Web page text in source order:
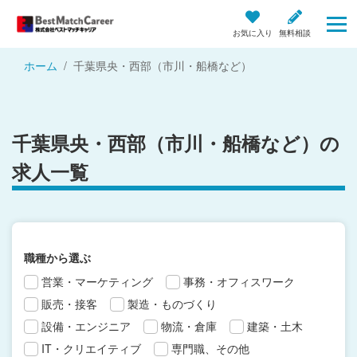
お気に入り 無料相談
ホーム 千葉県央・西部（市川・船橋など）
千葉県央・西部（市川・船橋など）の
求人一覧
職種から選ぶ
営業・マーケティング
事務・オフィスワーク
販売・接客
製造・ものづくり
設備・エンジニア
物流・倉庫
建築・土木
IT・クリエイティブ
専門職、その他